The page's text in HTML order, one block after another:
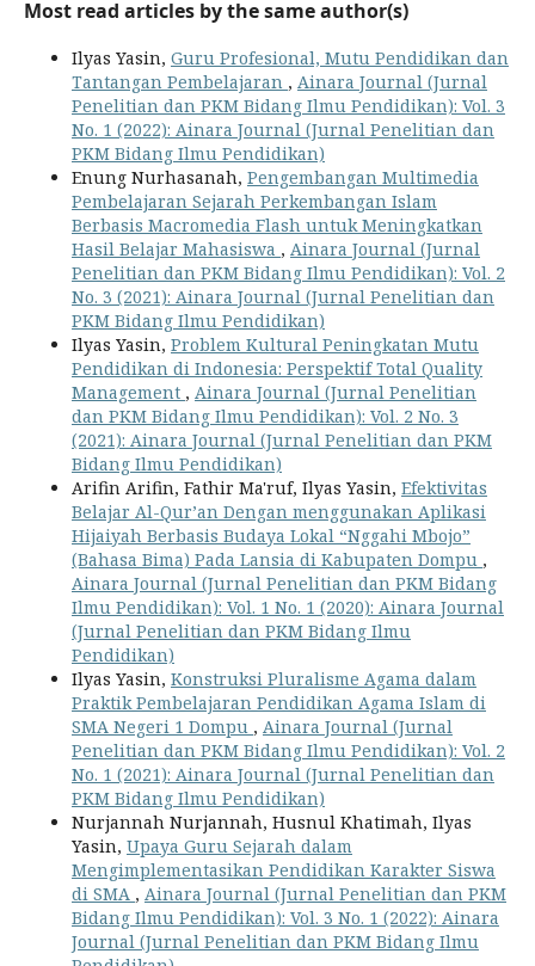
Most read articles by the same author(s)
Ilyas Yasin, Guru Profesional, Mutu Pendidikan dan
Tantangan Pembelajaran , Ainara Journal (Jurnal
Penelitian dan PKM Bidang Ilmu Pendidikan): Vol. 3
No. 1 (2022): Ainara Journal (Jurnal Penelitian dan
PKM Bidang Ilmu Pendidikan)
Enung Nurhasanah, Pengembangan Multimedia
Pembelajaran Sejarah Perkembangan Islam
Berbasis Macromedia Flash untuk Meningkatkan
Hasil Belajar Mahasiswa , Ainara Journal (Jurnal
Penelitian dan PKM Bidang Ilmu Pendidikan): Vol. 2
No. 3 (2021): Ainara Journal (Jurnal Penelitian dan
PKM Bidang Ilmu Pendidikan)
Ilyas Yasin, Problem Kultural Peningkatan Mutu
Pendidikan di Indonesia: Perspektif Total Quality
Management , Ainara Journal (Jurnal Penelitian
dan PKM Bidang Ilmu Pendidikan): Vol. 2 No. 3
(2021): Ainara Journal (Jurnal Penelitian dan PKM
Bidang Ilmu Pendidikan)
Arifin Arifin, Fathir Ma'ruf, Ilyas Yasin, Efektivitas
Belajar Al-Qur’an Dengan menggunakan Aplikasi
Hijaiyah Berbasis Budaya Lokal “Nggahi Mbojo”
(Bahasa Bima) Pada Lansia di Kabupaten Dompu ,
Ainara Journal (Jurnal Penelitian dan PKM Bidang
Ilmu Pendidikan): Vol. 1 No. 1 (2020): Ainara Journal
(Jurnal Penelitian dan PKM Bidang Ilmu
Pendidikan)
Ilyas Yasin, Konstruksi Pluralisme Agama dalam
Praktik Pembelajaran Pendidikan Agama Islam di
SMA Negeri 1 Dompu , Ainara Journal (Jurnal
Penelitian dan PKM Bidang Ilmu Pendidikan): Vol. 2
No. 1 (2021): Ainara Journal (Jurnal Penelitian dan
PKM Bidang Ilmu Pendidikan)
Nurjannah Nurjannah, Husnul Khatimah, Ilyas
Yasin, Upaya Guru Sejarah dalam
Mengimplementasikan Pendidikan Karakter Siswa
di SMA , Ainara Journal (Jurnal Penelitian dan PKM
Bidang Ilmu Pendidikan): Vol. 3 No. 1 (2022): Ainara
Journal (Jurnal Penelitian dan PKM Bidang Ilmu